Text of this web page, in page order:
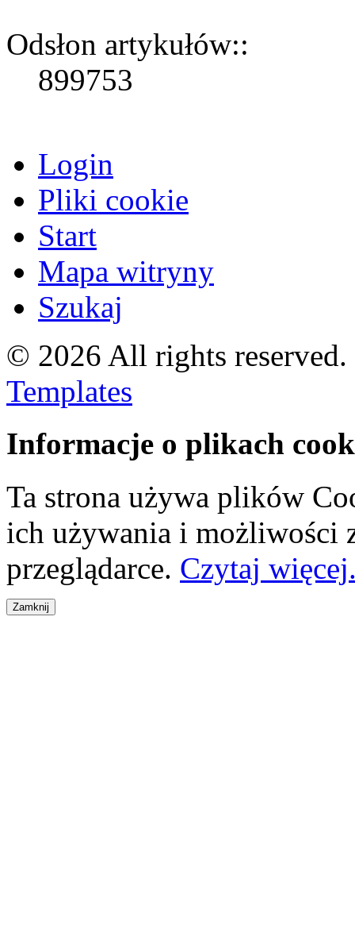
Odsłon artykułów::
899753
Login
Pliki cookie
Start
Mapa witryny
Szukaj
© 2026 All rights
Templates
Informacje o plikach
Ta strona używa plików
ich używania i możliwości
przeglądarce. Czytaj